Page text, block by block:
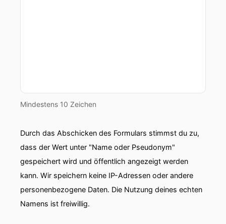
Mindestens 10 Zeichen
Durch das Abschicken des Formulars stimmst du zu,
dass der Wert unter "Name oder Pseudonym"
gespeichert wird und öffentlich angezeigt werden
kann. Wir speichern keine IP-Adressen oder andere
personenbezogene Daten. Die Nutzung deines echten
Namens ist freiwillig.